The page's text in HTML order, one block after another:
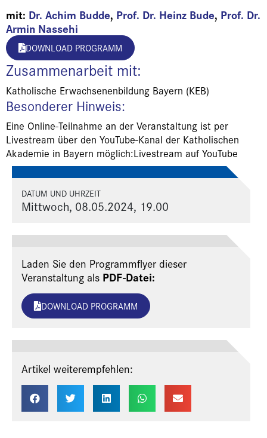
mit: Dr. Achim Budde, Prof. Dr. Heinz Bude, Prof. Dr.
Armin Nassehi
DOWNLOAD PROGRAMM
Zusammenarbeit mit:
Katholische Erwachsenenbildung Bayern (KEB)
Besonderer Hinweis:
Eine Online-Teilnahme an der Veranstaltung ist per
Livestream über den YouTube-Kanal der Katholischen
Akademie in Bayern möglich:Livestream auf YouTube
DATUM UND UHRZEIT
Mittwoch, 08.05.2024, 19.00
Laden Sie den Programmflyer dieser
Veranstaltung als PDF-Datei:
DOWNLOAD PROGRAMM
Artikel weiterempfehlen: